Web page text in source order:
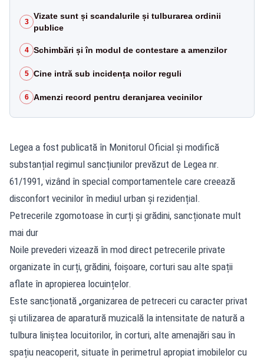
3
Vizate sunt și scandalurile și tulburarea ordinii
publice
4 Schimbări și în modul de contestare a amenzilor
5 Cine intră sub incidența noilor reguli
6 Amenzi record pentru deranjarea vecinilor
Legea a fost publicată în Monitorul Oficial și modifică
substanțial regimul sancțiunilor prevăzut de Legea nr.
61/1991, vizând în special comportamentele care creează
disconfort vecinilor în mediul urban și rezidențial.
Petrecerile zgomotoase în curți și grădini, sancționate mult
mai dur
Noile prevederi vizează în mod direct petrecerile private
organizate în curți, grădini, foișoare, corturi sau alte spații
aflate în apropierea locuințelor.
Este sancționată „organizarea de petreceri cu caracter privat
și utilizarea de aparatură muzicală la intensitate de natură a
tulbura liniștea locuitorilor, în corturi, alte amenajări sau în
spațiu neacoperit, situate în perimetrul apropiat imobilelor cu